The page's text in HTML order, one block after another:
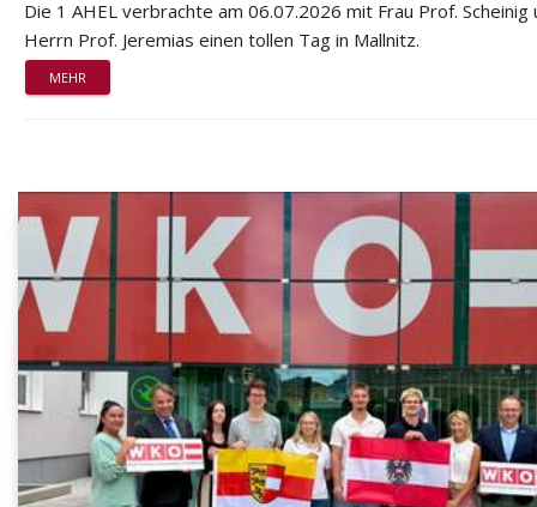
Die 1 AHEL verbrachte am 06.07.2026 mit Frau Prof. Scheinig
Herrn Prof. Jeremias einen tollen Tag in Mallnitz.
MEHR